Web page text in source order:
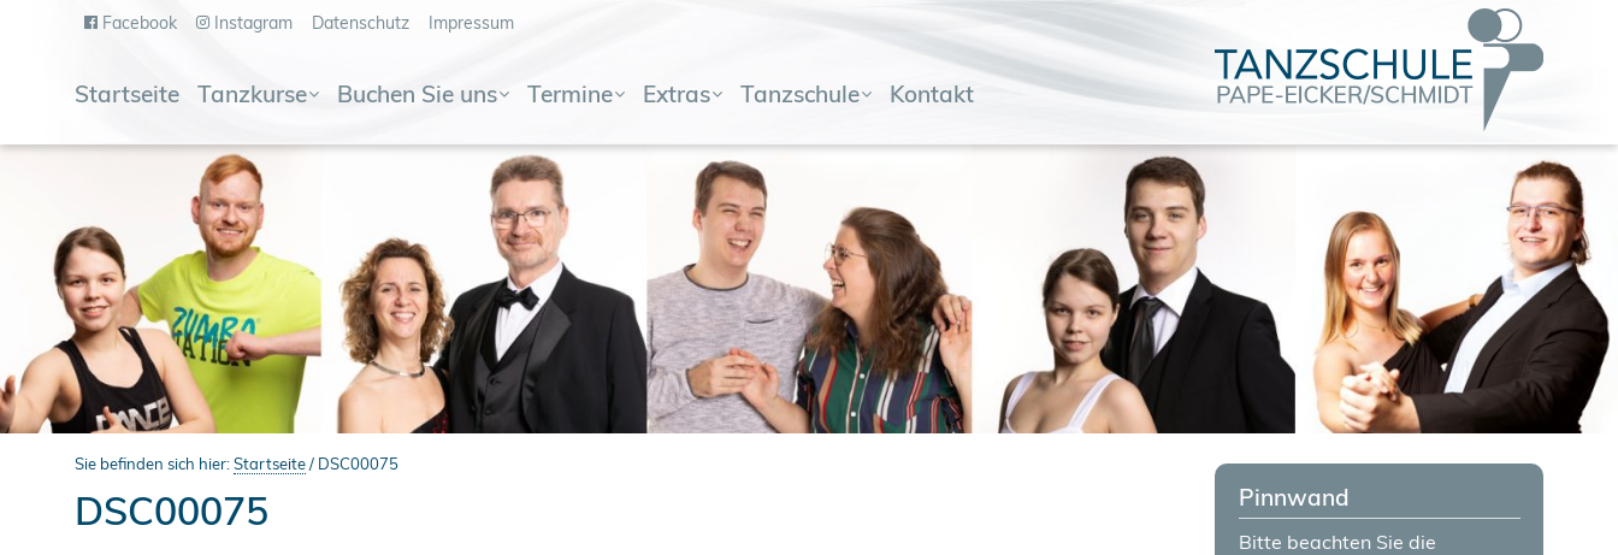
Startseite Tanzkurse Buchen Sie uns Termine Extras Tanzschule Kontakt
Facebook Instagram Datenschutz Impressum
Sie befinden sich hier:Startseite/ DSC00075
DSC00075 Pinnwand
Bitte beachten Sie die